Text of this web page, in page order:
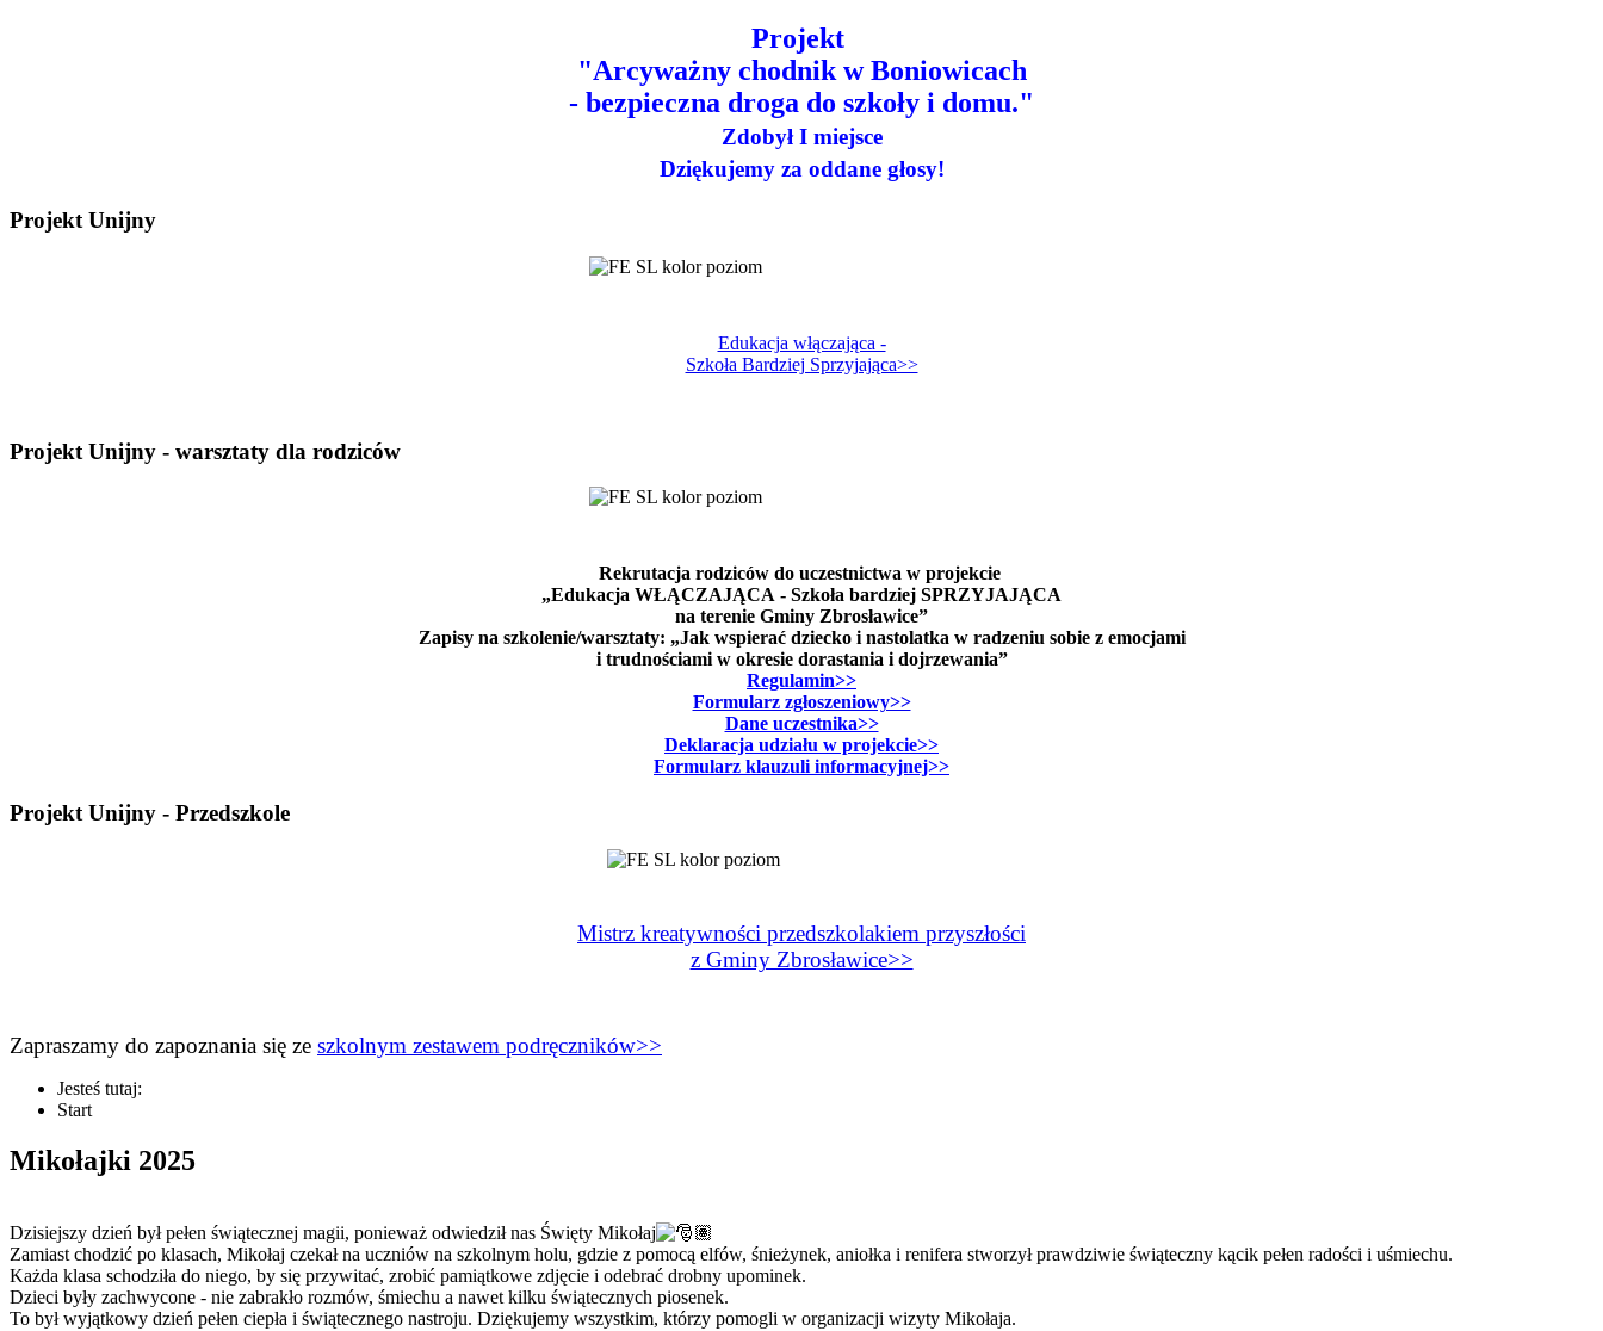
Projekt
"Arcyważny chodnik w Boniowicach
- bezpieczna droga do szkoły i domu."
Zdobył I miejsce
Dziękujemy za oddane głosy!
Projekt Unijny
Edukacja włączająca -
Szkoła Bardziej Sprzyjająca>>
Projekt Unijny - warsztaty dla rodziców
Rekrutacja rodziców do uczestnictwa w projekcie
„Edukacja WŁĄCZAJĄCA - Szkoła bardziej SPRZYJAJĄCA
na terenie Gminy Zbrosławice”
Zapisy na szkolenie/warsztaty: „Jak wspierać dziecko i nastolatka w radzeniu sobie z emocjami
i trudnościami w okresie dorastania i dojrzewania”
Regulamin>>
Formularz zgłoszeniowy>>
Dane uczestnika>>
Deklaracja udziału w projekcie>>
Formularz klauzuli informacyjnej>>
Projekt Unijny - Przedszkole
Mistrz kreatywności przedszkolakiem przyszłości
z Gminy Zbrosławice>>
Zapraszamy do zapoznania się ze szkolnym zestawem podręczników>>
Jesteś tutaj:
Start
Mikołajki 2025
Dzisiejszy dzień był pełen świątecznej magii, ponieważ odwiedził nas Święty Mikołaj
Zamiast chodzić po klasach, Mikołaj czekał na uczniów na szkolnym holu, gdzie z pomocą elfów, śnieżynek, aniołka i renifera stworzył prawdziwie świąteczny kącik pełen radości i uśmiechu.
Każda klasa schodziła do niego, by się przywitać, zrobić pamiątkowe zdjęcie i odebrać drobny upominek.
Dzieci były zachwycone - nie zabrakło rozmów, śmiechu a nawet kilku świątecznych piosenek.
To był wyjątkowy dzień pełen ciepła i świątecznego nastroju. Dziękujemy wszystkim, którzy pomogli w organizacji wizyty Mikołaja.